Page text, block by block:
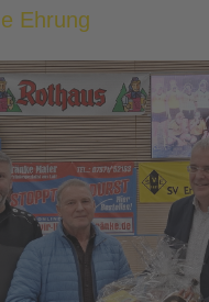
Ehrung